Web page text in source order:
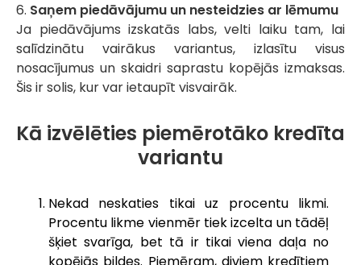
6. Saņem piedāvājumu un nesteidzies ar lēmumu
Ja piedāvājums izskatās labs, velti laiku tam, lai
salīdzinātu vairākus variantus, izlasītu visus
nosacījumus un skaidri saprastu kopējās izmaksas.
Šis ir solis, kur var ietaupīt visvairāk.
Kā izvēlēties piemērotāko kredīta
variantu
Nekad neskaties tikai uz procentu likmi.
Procentu likme vienmēr tiek izcelta un tādēļ
šķiet svarīga, bet tā ir tikai viena daļa no